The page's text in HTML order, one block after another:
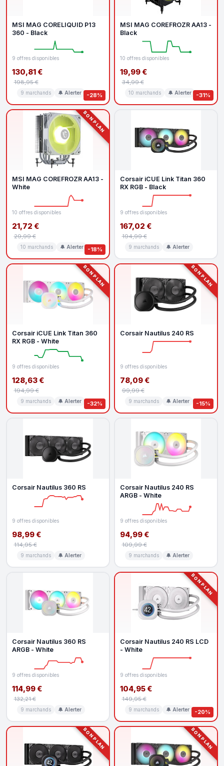
-28%
MSI MAG CORELIQUID P13
360 - Black
9 offres disponibles
130,81 €
198,95 €
9 marchands 🔔 Alerter -31%
MSI MAG COREFROZR AA13 -
Black
10 offres disponibles
19,99 €
34,99 €
10 marchands 🔔 Alerter
BON PLAN
-18%
MSI MAG COREFROZR AA13 -
White
10 offres disponibles
21,72 €
29,99 €
10 marchands 🔔 Alerter
Corsair iCUE Link Titan 360
RX RGB - Black
9 offres disponibles
167,02 €
194,99 €
9 marchands 🔔 Alerter
BON PLAN
-32%
Corsair iCUE Link Titan 360
RX RGB - White
9 offres disponibles
128,63 €
194,99 €
9 marchands 🔔 Alerter
BON PLAN
-15%
Corsair Nautilus 240 RS
9 offres disponibles
78,09 €
99,99 €
9 marchands 🔔 Alerter
Corsair Nautilus 360 RS
9 offres disponibles
98,99 €
114,95 €
9 marchands 🔔 Alerter
Corsair Nautilus 240 RS
ARGB - White
9 offres disponibles
94,99 €
109,99 €
9 marchands 🔔 Alerter
Corsair Nautilus 360 RS
ARGB - White
9 offres disponibles
114,99 €
132,21 €
9 marchands 🔔 Alerter
BON PLAN
-20%
Corsair Nautilus 240 RS LCD
- White
9 offres disponibles
104,95 €
149,95 €
9 marchands 🔔 Alerter
BON PLAN BON PLAN